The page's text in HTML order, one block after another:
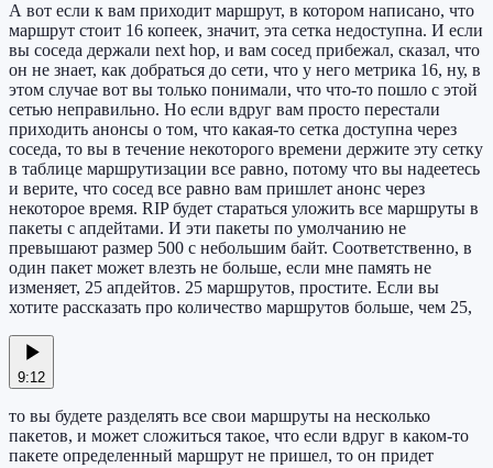
А вот если к вам приходит маршрут, в котором написано, что
маршрут стоит 16 копеек, значит, эта сетка недоступна. И если
вы соседа держали next hop, и вам сосед прибежал, сказал, что
он не знает, как добраться до сети, что у него метрика 16, ну, в
этом случае вот вы только понимали, что что-то пошло с этой
сетью неправильно. Но если вдруг вам просто перестали
приходить анонсы о том, что какая-то сетка доступна через
соседа, то вы в течение некоторого времени держите эту сетку
в таблице маршрутизации все равно, потому что вы надеетесь
и верите, что сосед все равно вам пришлет анонс через
некоторое время. RIP будет стараться уложить все маршруты в
пакеты с апдейтами. И эти пакеты по умолчанию не
превышают размер 500 с небольшим байт. Соответственно, в
один пакет может влезть не больше, если мне память не
изменяет, 25 апдейтов. 25 маршрутов, простите. Если вы
хотите рассказать про количество маршрутов больше, чем 25,
9:12
то вы будете разделять все свои маршруты на несколько
пакетов, и может сложиться такое, что если вдруг в каком-то
пакете определенный маршрут не пришел, то он придет